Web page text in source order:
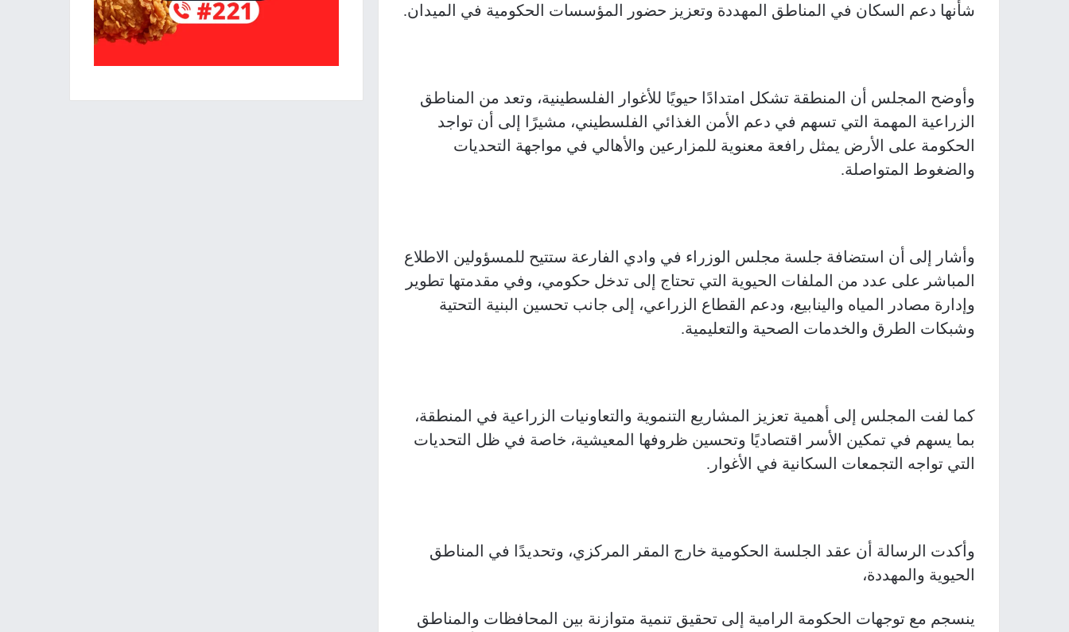
شأنها دعم السكان في المناطق المهددة وتعزيز حضور المؤسسات الحكومية في الميدان.
وأوضح المجلس أن المنطقة تشكل امتدادًا حيويًا للأغوار الفلسطينية، وتعد من المناطق
الزراعية المهمة التي تسهم في دعم الأمن الغذائي الفلسطيني، مشيرًا إلى أن تواجد
الحكومة على الأرض يمثل رافعة معنوية للمزارعين والأهالي في مواجهة التحديات
والضغوط المتواصلة.
وأشار إلى أن استضافة جلسة مجلس الوزراء في وادي الفارعة ستتيح للمسؤولين الاطلاع
المباشر على عدد من الملفات الحيوية التي تحتاج إلى تدخل حكومي، وفي مقدمتها تطوير
وإدارة مصادر المياه والينابيع، ودعم القطاع الزراعي، إلى جانب تحسين البنية التحتية
وشبكات الطرق والخدمات الصحية والتعليمية.
كما لفت المجلس إلى أهمية تعزيز المشاريع التنموية والتعاونيات الزراعية في المنطقة،
بما يسهم في تمكين الأسر اقتصاديًا وتحسين ظروفها المعيشية، خاصة في ظل التحديات
التي تواجه التجمعات السكانية في الأغوار.
وأكدت الرسالة أن عقد الجلسة الحكومية خارج المقر المركزي، وتحديدًا في المناطق
الحيوية والمهددة،
ينسجم مع توجهات الحكومة الرامية إلى تحقيق تنمية متوازنة بين المحافظات والمناطق